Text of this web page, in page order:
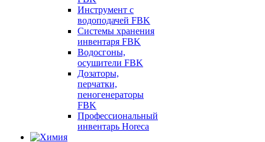
Инструмент с
водоподачей FBK
Системы хранения
инвентаря FBK
Водосгоны,
осушители FBK
Дозаторы,
перчатки,
пеногенераторы
FBK
Профессиональный
инвентарь Horeca